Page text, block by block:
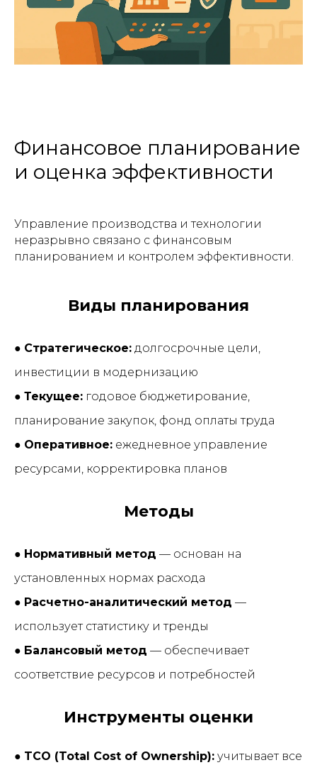
Финансовое планирование
и оценка эффективности
Управление производства и технологии
неразрывно связано с финансовым
планированием и контролем эффективности.
Виды планирования
● Стратегическое: долгосрочные цели,
инвестиции в модернизацию
● Текущее: годовое бюджетирование,
планирование закупок, фонд оплаты труда
● Оперативное: ежедневное управление
ресурсами, корректировка планов
Методы
● Нормативный метод — основан на
установленных нормах расхода
● Расчетно-аналитический метод —
использует статистику и тренды
● Балансовый метод — обеспечивает
соответствие ресурсов и потребностей
Инструменты оценки
● TCO (Total Cost of Ownership): учитывает все